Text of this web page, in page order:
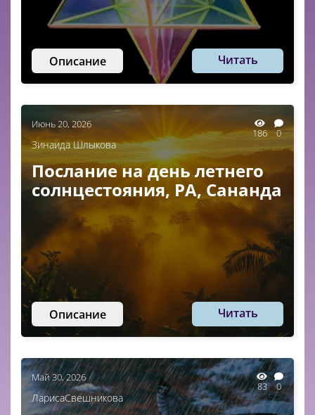
Описание Читать
Июнь 20, 2026
186 0
Зинаида Шлыкова
Послание на день летнего
солнцестояния, РА, Сананда
Описание Читать
Май 30, 2026
83 0
ЛарисаСвешникова